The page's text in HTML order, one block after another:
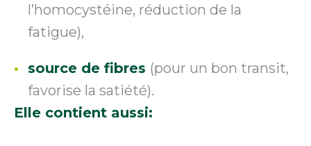
l’homocystéine, réduction de la
fatigue),
source de fibres (pour un bon transit,
favorise la satiété).
Elle contient aussi: